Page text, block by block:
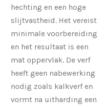
hechting en een hoge
slijtvastheid. Het vereist
minimale voorbereiding
en het resultaat is een
mat oppervlak. De verf
heeft geen nabewerking
nodig zoals kalkverf en
vormt na uitharding een